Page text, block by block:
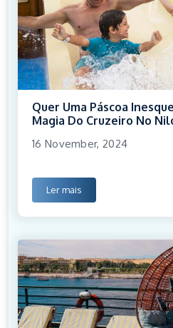
Quer Uma Páscoa
Magia Do Cruzeiro No
16 November, 2024
Ler mais